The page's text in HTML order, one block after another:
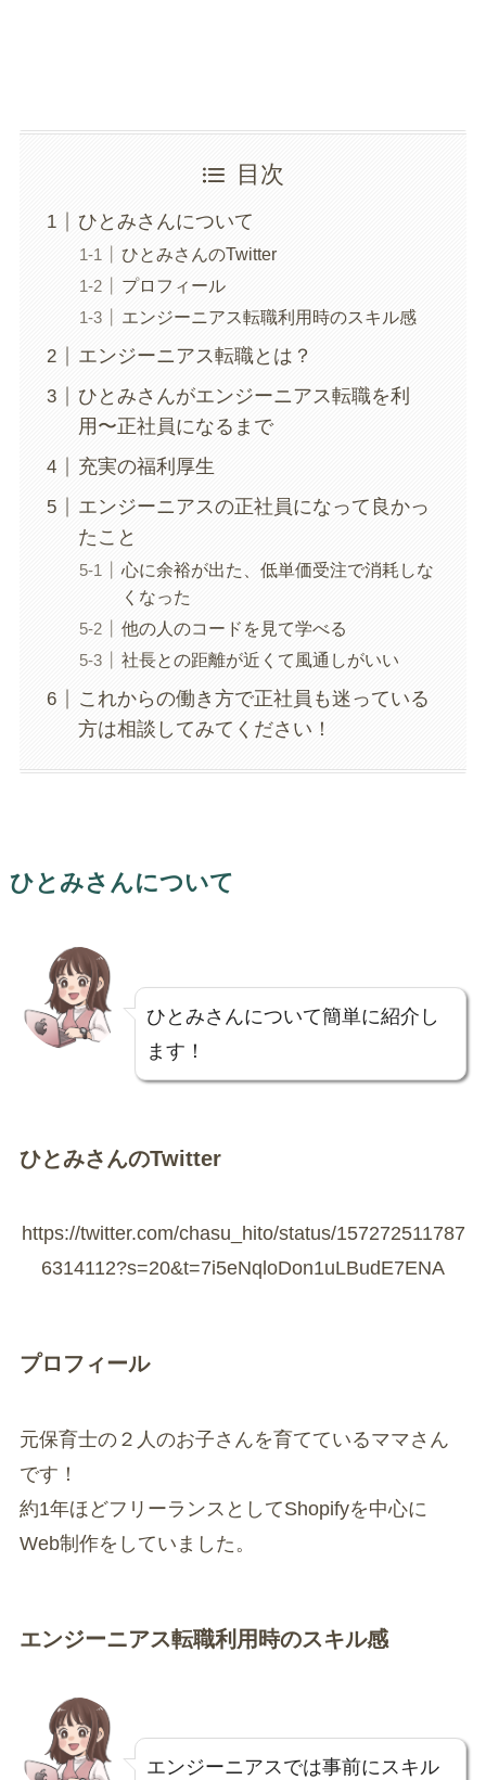
目次
ひとみさんについて
ひとみさんのTwitter
プロフィール
エンジーニアス転職利用時のスキル感
エンジーニアス転職とは？
ひとみさんがエンジーニアス転職を利
用〜正社員になるまで
充実の福利厚生
エンジーニアスの正社員になって良かっ
たこと
心に余裕が出た、低単価受注で消耗しな
くなった
他の人のコードを見て学べる
社長との距離が近くて風通しがいい
これからの働き方で正社員も迷っている
方は相談してみてください！
ひとみさんについて
ひとみさんについて簡単に紹介し
ます！
ひとみさんのTwitter
https://twitter.com/chasu_hito/status/157272511787
6314112?s=20&t=7i5eNqloDon1uLBudE7ENA
プロフィール
元保育士の２人のお子さんを育てているママさん
です！
約1年ほどフリーランスとしてShopifyを中心に
Web制作をしていました。
エンジーニアス転職利用時のスキル感
エンジーニアスでは事前にスキル